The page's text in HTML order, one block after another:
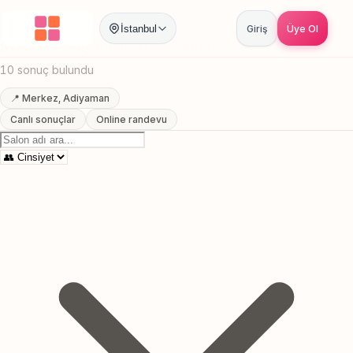
İstanbul Giriş Üye Ol
Anasayfa / Adiyaman / / Masaj Salonu
Merkez, Adiyaman Masaj Salonu
10 sonuç bulundu
📍 Merkez, Adiyaman
Canlı sonuçlar
Online randevu